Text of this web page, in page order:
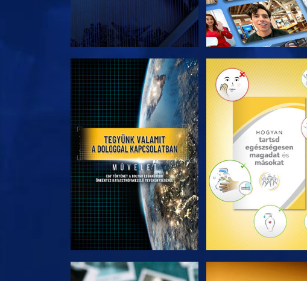
A SOROZAT RÉSZEI A SOROZAT RÉSZEI